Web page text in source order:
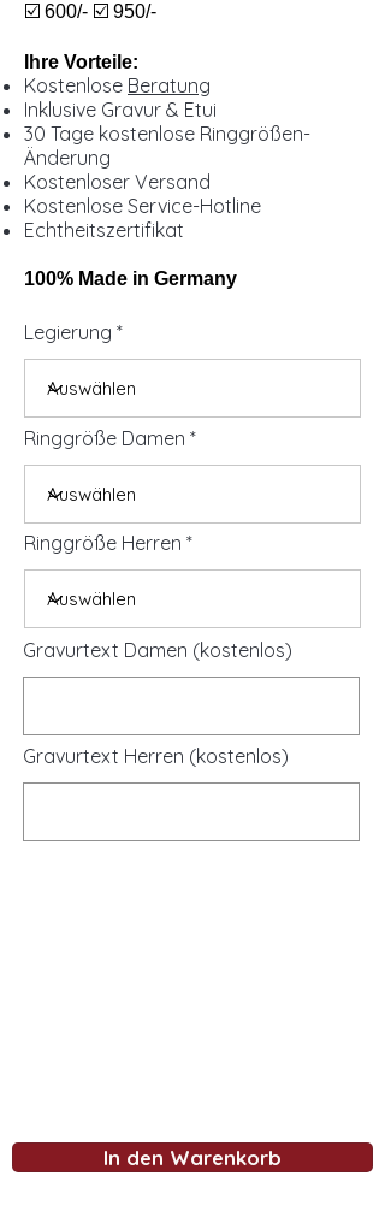
☑️ 600/- ☑️ 950/-
Ihre Vorteile:
Kostenlose Beratung
Inklusive Gravur & Etui
30 Tage kostenlose Ringgrößen-
Änderung
Kostenloser Versand
Kostenlose Service-Hotline
Echtheitszertifikat
100% Made in Germany
Legierung
Ringgröße Damen
Ringgröße Herren
Gravurtext Damen (kostenlos)
Gravurtext Herren (kostenlos)
In den Warenkorb